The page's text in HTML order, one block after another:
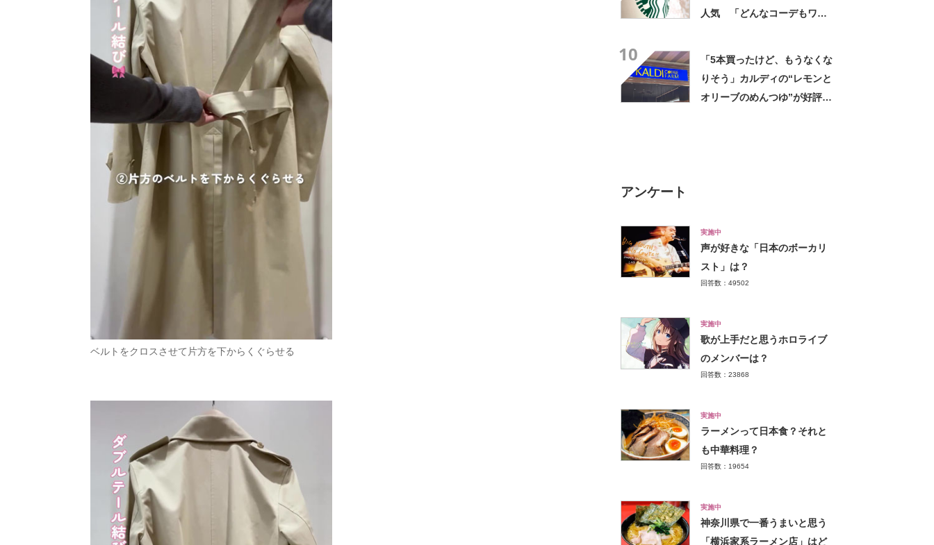
ベルトをクロスさせて片方を下からくぐらせる
人気 「どんなコーデもワン
10
「5本買ったけど、もうなくな
りそう」カルディの“レモンと
オリーブのめんつゆ”が好評
アンケート
実施中
声が好きな「日本のボーカリ
スト」は？
回答数：49502
実施中
歌が上手だと思うホロライブ
のメンバーは？
回答数：23868
実施中
ラーメンって日本食？それと
も中華料理？
回答数：19654
実施中
神奈川県で一番うまいと思う
「横浜家系ラーメン店」はど